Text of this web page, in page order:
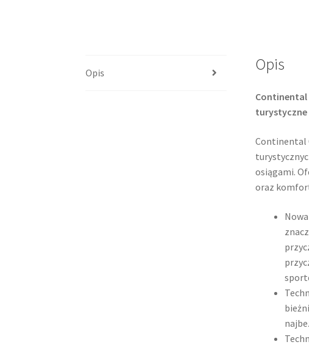
Opis Opis
Continental
Continental
osiągami.
oraz